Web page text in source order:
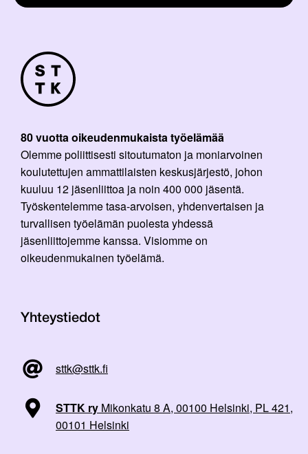
80 vuotta oikeudenmukaista työelämää
Olemme poliittisesti sitoutumaton ja moniarvoinen
koulutettujen ammattilaisten keskusjärjestö, johon
kuuluu 12 jäsenliittoa ja noin 400 000 jäsentä.
Työskentelemme tasa-arvoisen, yhdenvertaisen ja
turvallisen työelämän puolesta yhdessä
jäsenliittojemme kanssa. Visiomme on
oikeudenmukainen työelämä.
Yhteystiedot
sttk@sttk.fi
STTK ry Mikonkatu 8 A, 00100 Helsinki, PL 421,
00101 Helsinki